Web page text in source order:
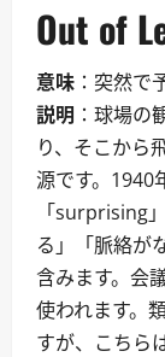
Out of
意味 ：突然で
説明 ：球場の
り、そこから
源です。1940
「surprising
る」「脈絡が
含みます。会
使われます。
すが、こちら